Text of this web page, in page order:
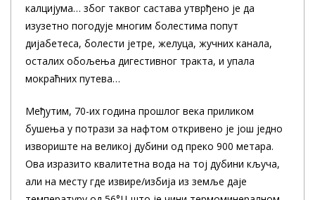
калцијума… због таквог састава утврђено је да
изузетно погодује многим болестима попут
дијабетеса, болести јетре, желуца, жучних канала,
осталих обољења дигестивног тракта, и упала
мокраћних путева…
Међутим, 70-их година прошлог века приликом
бушења у потрази за нафтом откривено је још једно
извориште на великој дубини од преко 900 метара.
Ова изразито квалитетна вода на тој дубини кључа,
али на месту где извире/избија из земље даје